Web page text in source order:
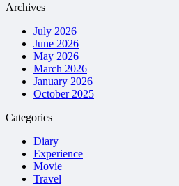
Archives
July 2026
June 2026
May 2026
March 2026
January 2026
October 2025
Categories
Diary
Experience
Movie
Travel